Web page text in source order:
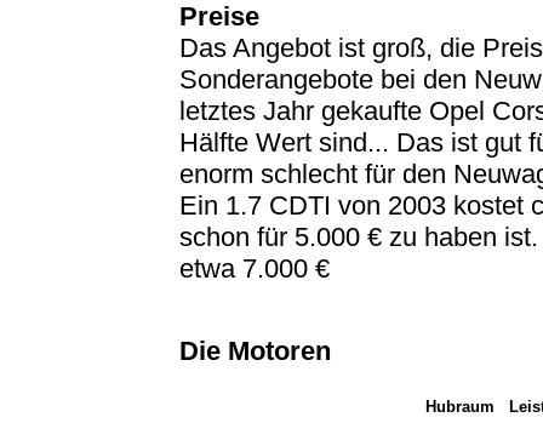
Preise
Das Angebot ist groß, die
Sonderangebote bei den
letztes Jahr gekaufte Opel
Hälfte Wert sind... Das ist gut
enorm schlecht für den
Ein 1.7 CDTI von 2003 kostet
schon für 5.000 € zu haben
etwa 7.000 €
Die Motoren
Hubraum